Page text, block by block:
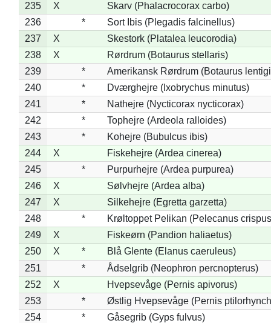
235 X
Skarv (Phalacrocorax carbo)
236
*
Sort Ibis (Plegadis falcinellus)
237
X
Skestork (Platalea leucorodia)
238
X
Rørdrum (Botaurus stellaris)
239
*
Amerikansk Rørdrum (Botaurus
240
*
Dværghejre (Ixobrychus minutus)
241
*
Nathejre (Nycticorax nycticorax)
242
*
Tophejre (Ardeola ralloides)
243
*
Kohejre (Bubulcus ibis)
244
X
Fiskehejre (Ardea cinerea)
245
*
Purpurhejre (Ardea purpurea)
246
X
Sølvhejre (Ardea alba)
247
X
Silkehejre (Egretta garzetta)
248
*
Krøltoppet Pelikan (Pelecanus
249
X
Fiskeørn (Pandion haliaetus)
250
X *
Blå Glente (Elanus caeruleus)
251
*
Ådselgrib (Neophron percnopterus)
252
X
Hvepsevåge (Pernis apivorus)
253
*
Østlig Hvepsevåge (Pernis
254
*
Gåsegrib (Gyps fulvus)